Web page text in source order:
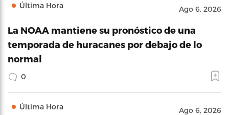
Última Hora Ago 6, 2026
La NOAA mantiene su pronóstico de una
temporada de huracanes por debajo de lo
normal
0
Última Hora Ago 6, 2026